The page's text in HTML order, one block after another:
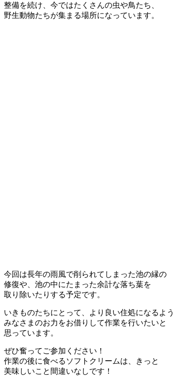
整備を続け、今ではたくさんの虫や鳥たち、
野生動物たちが集まる場所になっています。
今回は長年の雨風で削られてしまった池の縁の
修復や、池の中にたまった余計な落ち葉を
取り除いたりする予定です。
いきものたちにとって、より良い住処になるよう
みなさまのお力をお借りして作業を行いたいと
思っています。
ぜひ奮ってご参加ください！
作業の後に食べるソフトクリームは、きっと
美味しいこと間違いなしです！